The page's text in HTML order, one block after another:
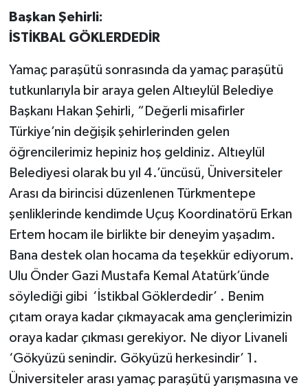
Başkan Şehirli:
İSTİKBAL GÖKLERDEDİR
Yamaç paraşütü sonrasında da yamaç paraşütü
tutkunlarıyla bir araya gelen Altıeylül Belediye
Başkanı Hakan Şehirli, “Değerli misafirler
Türkiye’nin değişik şehirlerinden gelen
öğrencilerimiz hepiniz hoş geldiniz. Altıeylül
Belediyesi olarak bu yıl 4.’üncüsü, Üniversiteler
Arası da birincisi düzenlenen Türkmentepe
şenliklerinde kendimde Uçuş Koordinatörü Erkan
Ertem hocam ile birlikte bir deneyim yaşadım.
Bana destek olan hocama da teşekkür ediyorum.
Ulu Önder Gazi Mustafa Kemal Atatürk’ünde
söylediği gibi ‘İstikbal Göklerdedir’ . Benim
çıtam oraya kadar çıkmayacak ama gençlerimizin
oraya kadar çıkması gerekiyor. Ne diyor Livaneli
‘Gökyüzü senindir. Gökyüzü herkesindir’ 1.
Üniversiteler arası yamaç paraşütü yarışmasına ve